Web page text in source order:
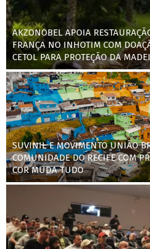
AKZONOBEL APOIA
FRANÇA NO INHOTIM COM
CETOL PARA PROTEÇÃO DA
SUVINIL E MOVIMENTO UNIÃO
COMUNIDADE DO RECIFE COM
COR MUDA TUDO